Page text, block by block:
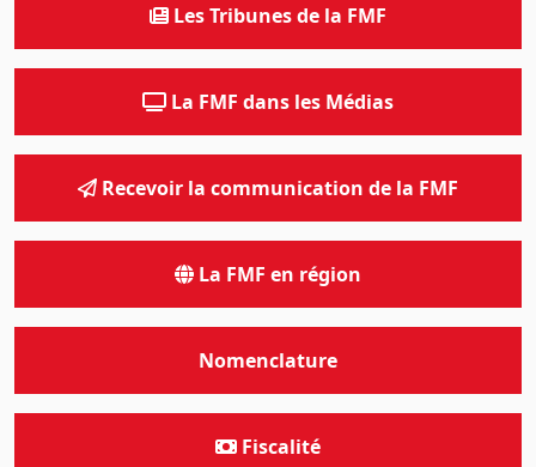
Les Tribunes de la FMF
La FMF dans les Médias
Recevoir la communication de la FMF
La FMF en région
Nomenclature
Fiscalité